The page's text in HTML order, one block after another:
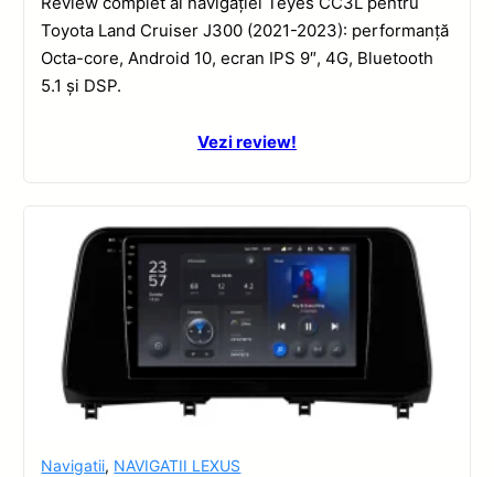
Toyota Land Cruiser J300 (2021-2023): performanță
Octa-core, Android 10, ecran IPS 9″, 4G, Bluetooth
5.1 și DSP.
Vezi review!
Navigatii, NAVIGATII LEXUS